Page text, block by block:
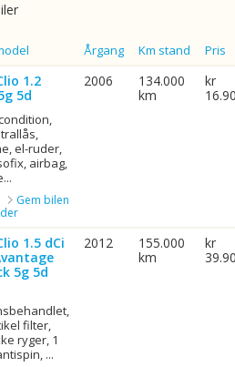
Årgang Km stand Pris
1.2
5d
el-ruder,
airbag,
Gem bilen
2006
134.000
km
kr
1.5 dCi
5g 5d
filter,
ryger, 1
...
2012
155.000
km
kr